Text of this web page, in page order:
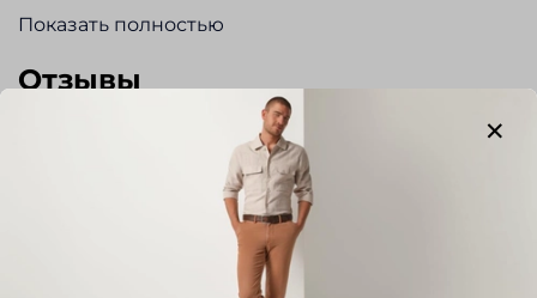
и трикотажем.
Показать полностью
Отзывы
Отзывов еще никто не оставлял